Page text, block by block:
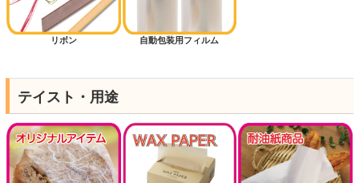
リボン 自動包装用フィルム
テイスト・用途